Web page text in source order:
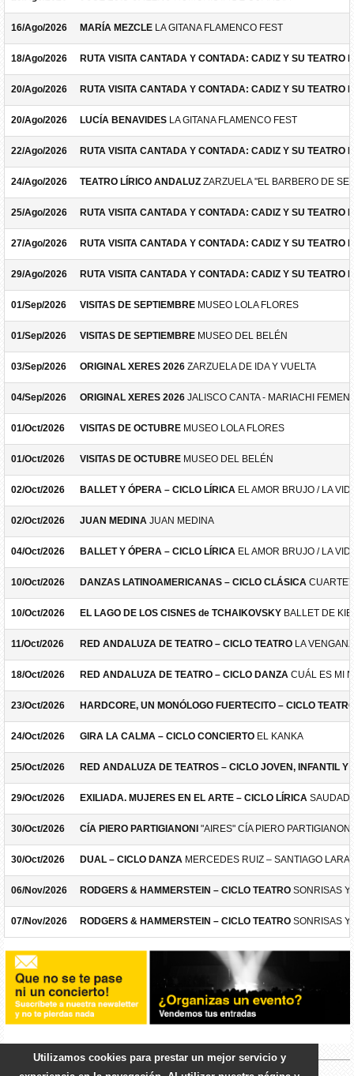
16/Ago/2026 MARÍA MEZCLE LA GITANA FLAMENCO FEST
18/Ago/2026 RUTA VISITA CANTADA Y CONTADA: CADIZ Y SU TEATRO
20/Ago/2026 RUTA VISITA CANTADA Y CONTADA: CADIZ Y SU TEATRO
20/Ago/2026 LUCÍA BENAVIDES LA GITANA FLAMENCO FEST
22/Ago/2026 RUTA VISITA CANTADA Y CONTADA: CADIZ Y SU TEATRO
24/Ago/2026 TEATRO LÍRICO ANDALUZ ZARZUELA "EL BARBERO DE
25/Ago/2026 RUTA VISITA CANTADA Y CONTADA: CADIZ Y SU TEATRO
27/Ago/2026 RUTA VISITA CANTADA Y CONTADA: CADIZ Y SU TEATRO
29/Ago/2026 RUTA VISITA CANTADA Y CONTADA: CADIZ Y SU TEATRO
01/Sep/2026 VISITAS DE SEPTIEMBRE MUSEO LOLA FLORES
01/Sep/2026 VISITAS DE SEPTIEMBRE MUSEO DEL BELÉN
03/Sep/2026 ORIGINAL XERES 2026 ZARZUELA DE IDA Y VUELTA
04/Sep/2026 ORIGINAL XERES 2026 JALISCO CANTA - MARIACHI
01/Oct/2026 VISITAS DE OCTUBRE MUSEO LOLA FLORES
01/Oct/2026 VISITAS DE OCTUBRE MUSEO DEL BELÉN
02/Oct/2026 BALLET Y ÓPERA – CICLO LÍRICA EL AMOR BRUJO / LA
02/Oct/2026 JUAN MEDINA JUAN MEDINA
04/Oct/2026 BALLET Y ÓPERA – CICLO LÍRICA EL AMOR BRUJO / LA
10/Oct/2026 DANZAS LATINOAMERICANAS – CICLO CLÁSICA
10/Oct/2026 EL LAGO DE LOS CISNES de TCHAIKOVSKY BALLET DE
11/Oct/2026 RED ANDALUZA DE TEATRO – CICLO TEATRO LA
18/Oct/2026 RED ANDALUZA DE TEATRO – CICLO DANZA CUÁL ES MI
23/Oct/2026 HARDCORE, UN MONÓLOGO FUERTECITO – CICLO
24/Oct/2026 GIRA LA CALMA – CICLO CONCIERTO EL KANKA
25/Oct/2026 RED ANDALUZA DE TEATROS – CICLO JOVEN, INFANTIL Y
29/Oct/2026 EXILIADA. MUJERES EN EL ARTE – CICLO LÍRICA
30/Oct/2026 CÍA PIERO PARTIGIANONI "AIRES" CÍA PIERO PARTIGIANONI
30/Oct/2026 DUAL – CICLO DANZA MERCEDES RUIZ – SANTIAGO LARA
06/Nov/2026 RODGERS & HAMMERSTEIN – CICLO TEATRO SONRISAS Y
07/Nov/2026 RODGERS & HAMMERSTEIN – CICLO TEATRO SONRISAS Y
Utilizamos cookies para prestar un mejor servicio y